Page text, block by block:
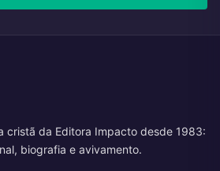
cristã da Editora Impacto desde 1983:
biografia e avivamento.